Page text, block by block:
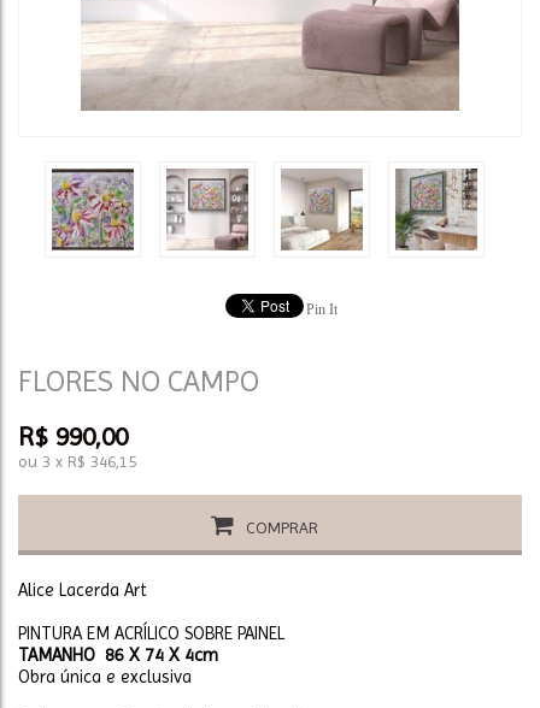
Pin It
FLORES NO CAMPO
R$ 990,00
ou 3 x R$ 346,15
COMPRAR
Alice Lacerda Art
PINTURA EM ACRÍLICO SOBRE PAINEL
TAMANHO 86 X 74 X 4cm
Obra única e exclusiva